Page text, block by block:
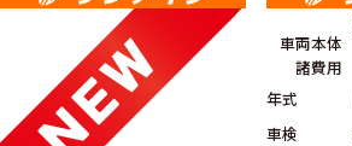
車両本体
諸費用
年式
車検